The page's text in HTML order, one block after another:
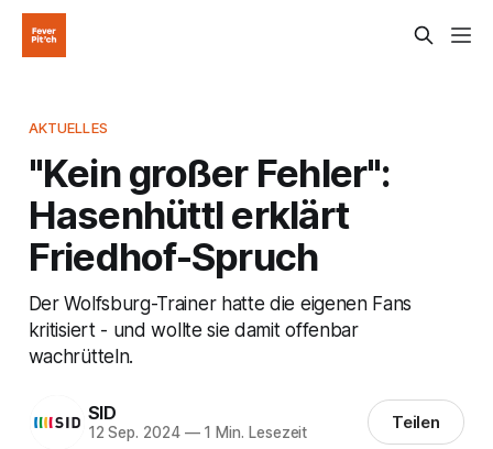
AKTUELLES
"Kein großer Fehler":
Hasenhüttl erklärt
Friedhof-Spruch
Der Wolfsburg-Trainer hatte die eigenen Fans
kritisiert - und wollte sie damit offenbar
wachrütteln.
SID
12 Sep. 2024 —1 Min. Lesezeit Teilen